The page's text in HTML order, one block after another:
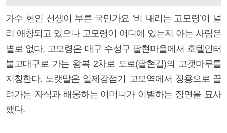
가수 현인 선생이 부른 국민가요 ‘비 내리는 고모령’이 널
리 애창되고 있으나 고모령이 어디에 있는지 아는 사람은
별로 없다. 고모령은 대구 수성구 팔현마을에서 호텔인터
불고대구로 가는 왕복 2차로 도로(팔현길)의 고갯마루를
지칭한다. 노랫말은 일제강점기 고모역에서 징용으로 끌
려가는 자식과 배웅하는 어머니가 이별하는 장면을 묘사
했다.